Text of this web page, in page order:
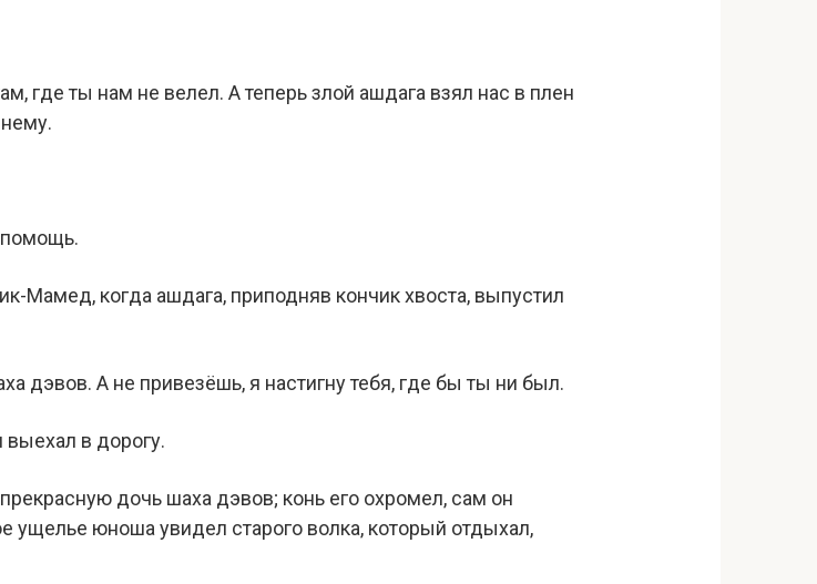
где ты нам не велел. А теперь злой ашдага взял нас в плен
Мамед, когда ашдага, приподняв кончик хвоста, выпустил
дэвов. А не привезёшь, я настигну тебя, где бы ты ни был.
в дорогу.
дочь шаха дэвов; конь его охромел, сам он
ущелье юноша увидел старого волка, который отдыхал,